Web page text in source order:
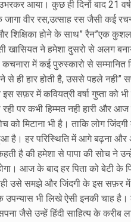
आया। कुछ ही दिनों बाद 21
वीर रस,उत्साह रस जैसी कई
शिक्षिका होने के साथ” रैन”एक
खासियत ने हमेशा दुसरो से अलग
कचनारा में कई पुरुस्कारो से
से ही हार होती है, उससे पहले
सफ़र में कवियत्री वर्षा गुप्ता को
पर कभी हिम्मत नही हारी और
को मिटाना भी है। ताकि लोग
है। हर परिस्थिति में आगे बढ़ना और
है की हमेशा से पापा की सोच ने
आज के बाद हर पिता को बेटी के
उसे समझे और जिंदगी के इस सफ़र में
उपन्यास भी लिखे ऐसी इनकी चाह
जैसे उन्हें हिंदी साहित्य के